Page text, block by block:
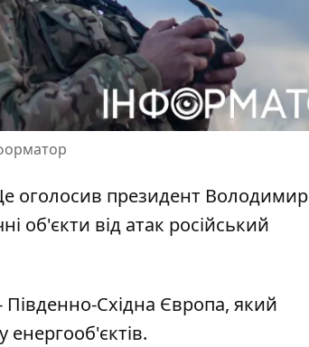
оголосив президент Володимир
об'єкти від атак російський
Південно-Східна Європа, який
енергооб'єктів.